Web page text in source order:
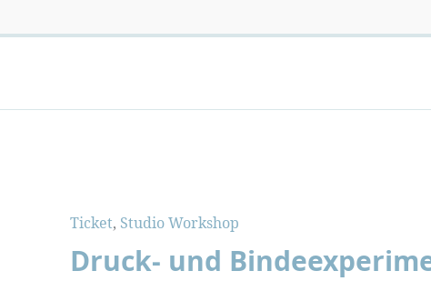
Ticket, Studio Workshop
Druck- und